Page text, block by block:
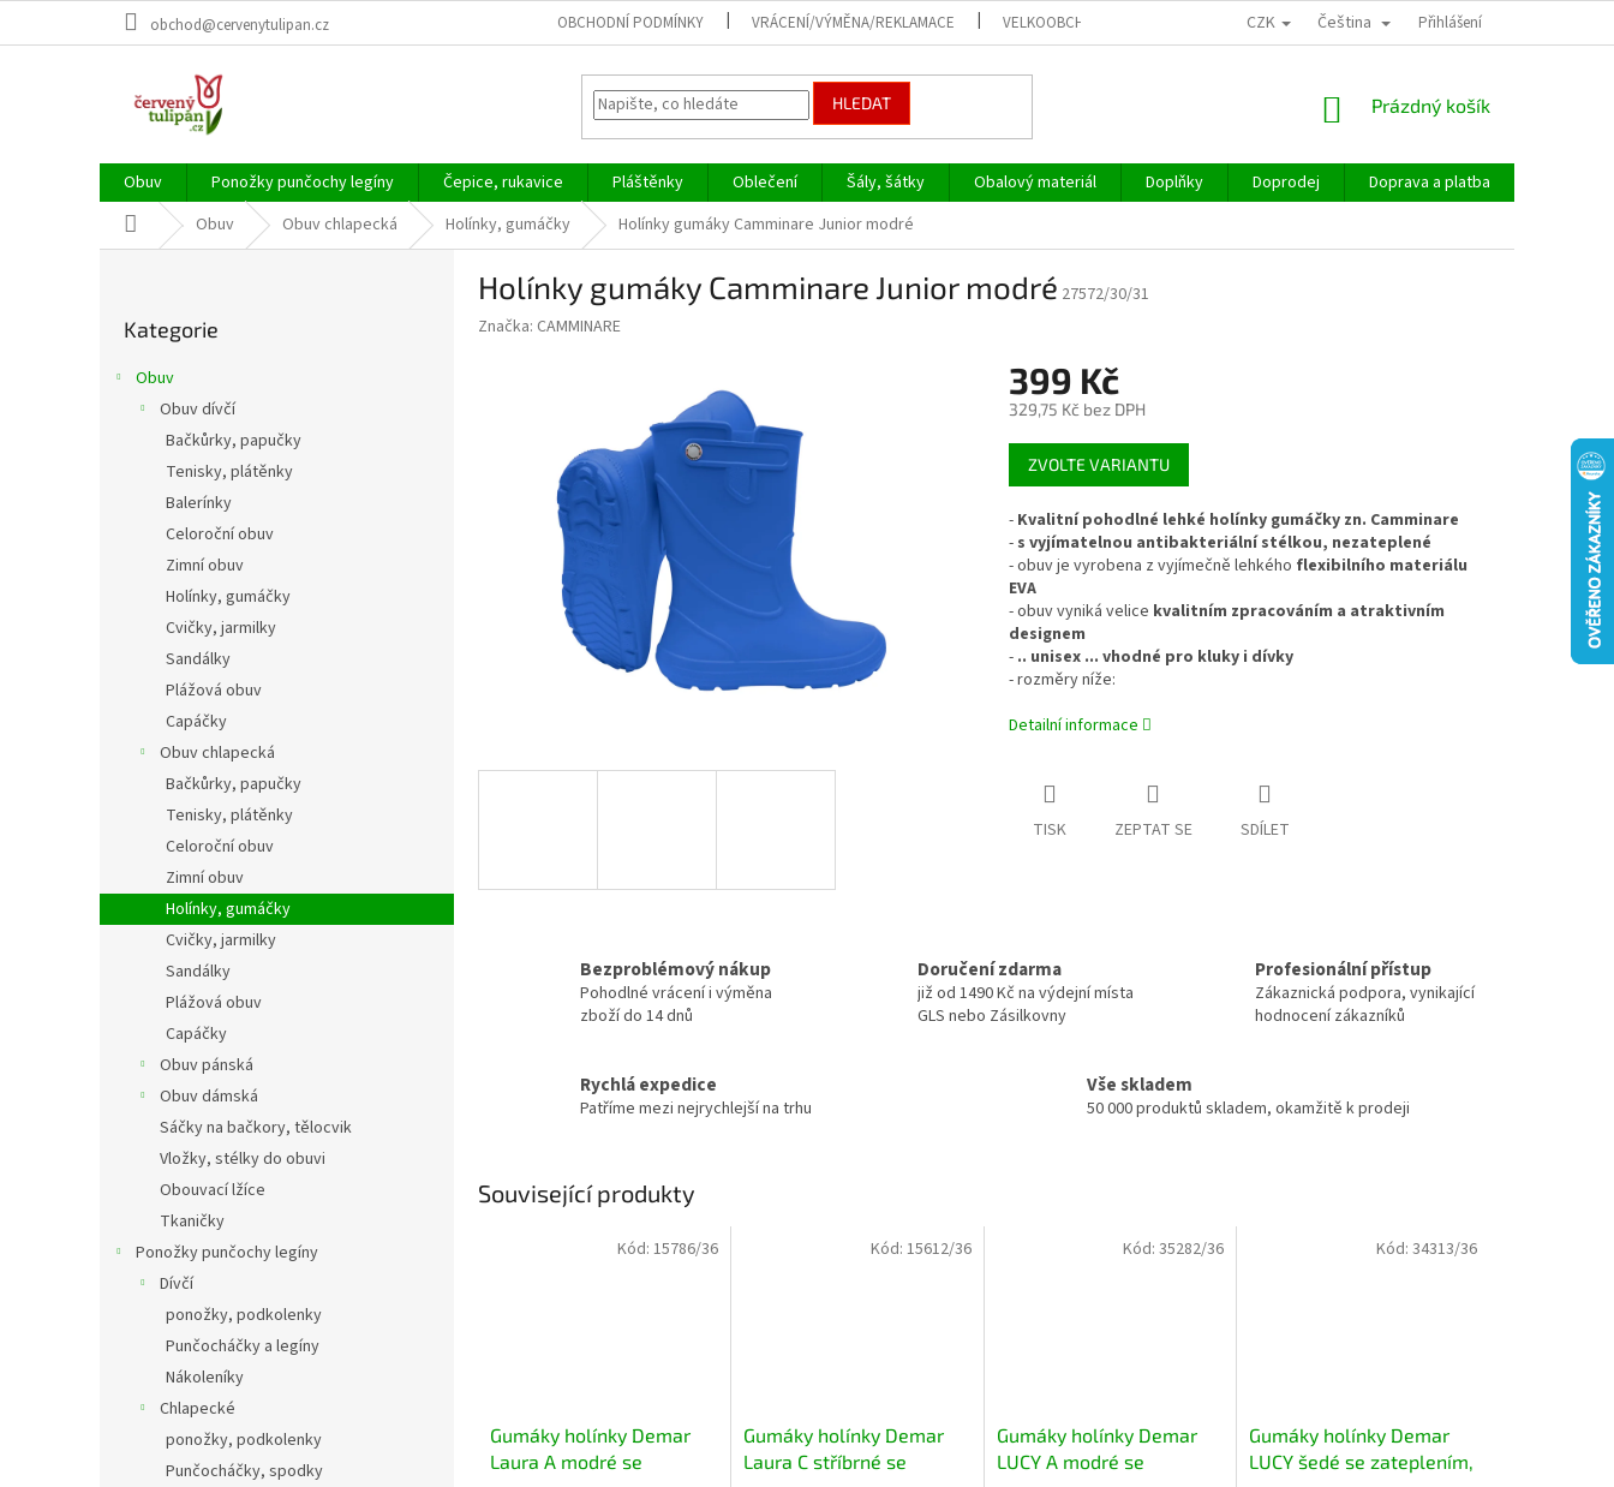
obchod@cervenytulipan.cz OBCHODNÍ PODMÍNKY VRÁCENÍ/VÝMĚNA/REKLAMACE VELKOOBCHOD CZK Čeština Přihlášení
HLEDAT
NÁKUPNÍ
Prázdný košík
Obuv Ponožky punčochy legíny Čepice, rukavice Pláštěnky Oblečení Šály, šátky Obalový materiál Doplňky Doprodej Doprava a platba
Domů Obuv Obuv chlapecká Holínky, gumáčky Holínky gumáky Camminare Junior modré
kategorie
Kategorie
Obuv
Obuv dívčí
Bačkůrky, papučky
Tenisky, plátěnky
Balerínky
Celoroční obuv
Zimní obuv
Holínky, gumáčky
Cvičky, jarmilky
Sandálky
Plážová obuv
Capáčky
Obuv chlapecká
Bačkůrky, papučky
Tenisky, plátěnky
Celoroční obuv
Zimní obuv
Holínky, gumáčky
Cvičky, jarmilky
Sandálky
Plážová obuv
Capáčky
Obuv pánská
Obuv dámská
Sáčky na bačkory, tělocvik
Vložky, stélky do obuvi
Obouvací lžíce
Tkaničky
Ponožky punčochy legíny
Dívčí
ponožky, podkolenky
Punčocháčky a legíny
Nákoleníky
Chlapecké
ponožky, podkolenky
Punčocháčky, spodky
Holínky gumáky Camminare Junior modré 27572/30/31
Značka: CAMMINARE
399 Kč
329,75 Kč bez DPH
Měrná
cena:
ZVOLTE VARIANTU
- Kvalitní pohodlné lehké holínky gumáčky zn. Camminare
- s vyjímatelnou antibakteriální stélkou, nezateplené
- obuv je vyrobena z vyjímečně lehkého flexibilního materiálu
EVA
- obuv vyniká velice kvalitním zpracováním a atraktivním
designem
- .. unisex ... vhodné pro kluky i dívky
- rozměry níže:
Detailní informace
TISK ZEPTAT SE SDÍLET
Bezproblémový nákup
Pohodlné vrácení i výměna
zboží do 14 dnů
Doručení zdarma
již od 1490 Kč na výdejní místa
GLS nebo Zásilkovny
Profesionální přístup
Zákaznická podpora, vynikající
hodnocení zákazníků
Rychlá expedice
Patříme mezi nejrychlejší na trhu
Vše skladem
50 000 produktů skladem, okamžitě k prodeji
Související produkty
Gumáky holínky Demar
Laura A modré se
Kód: 15786/36
Gumáky holínky Demar
Laura C stříbrné se
Kód: 15612/36
Gumáky holínky Demar
LUCY A modré se
Kód:35282/36
Gumáky holínky Demar
LUCY šedé se zateplením,
Kód: 34313/36